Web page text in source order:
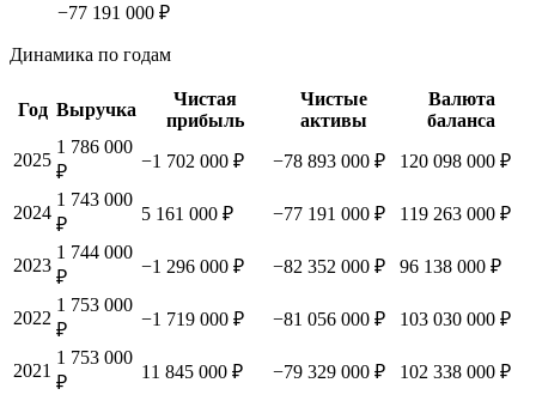
−77 191 000 ₽
Динамика по годам
Год Выручка
Чистая
прибыль
Чистые
активы
Валюта
баланса
2025
1 786 000
₽
−1 702 000 ₽ −78 893 000 ₽ 120 098 000 ₽
2024
1 743 000
₽
5 161 000 ₽ −77 191 000 ₽ 119 263 000 ₽
2023
1 744 000
₽
−1 296 000 ₽ −82 352 000 ₽ 96 138 000 ₽
2022
1 753 000
₽
−1 719 000 ₽ −81 056 000 ₽ 103 030 000 ₽
2021
1 753 000
₽
11 845 000 ₽ −79 329 000 ₽ 102 338 000 ₽